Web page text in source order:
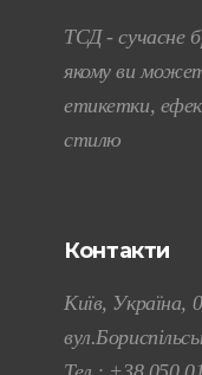
ТСД - сучасне
якому ви
етикетки,
стилю
Контакти
Київ, Україна,